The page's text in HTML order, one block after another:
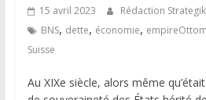
15 avril 2023 Rédaction
BNS, dette, économie,
Suisse
Au XIXe siècle, alors même